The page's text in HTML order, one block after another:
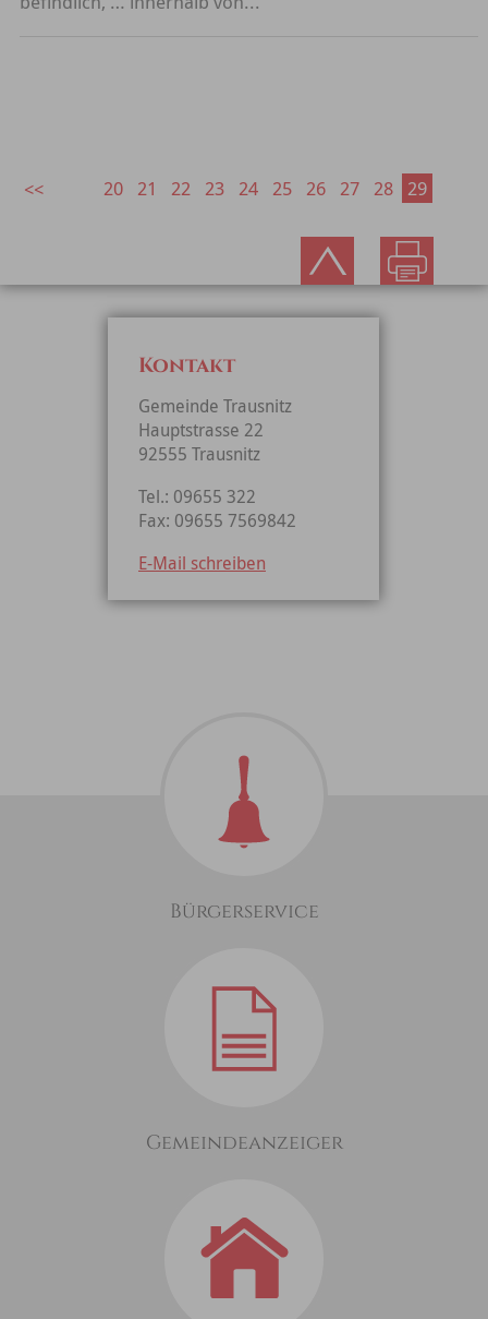
20 21 22 23 24 25 26 27 28 29
Kontakt
Gemeinde Trausnitz
Hauptstrasse 22
92555 Trausnitz
Tel.: 09655 322
Fax: 09655 7569842
E-Mail schreiben
Bürgerservice
Gemeindeanzeiger